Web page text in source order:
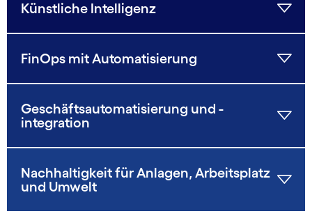
Künstliche Intelligenz
FinOps mit Automatisierung
Geschäftsautomatisierung und -
integration
Nachhaltigkeit für Anlagen, Arbeitsplatz
und Umwelt